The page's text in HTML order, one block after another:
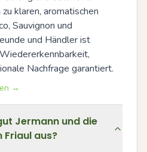
klaren, aromatischen
Sauvignon und
und Händler ist
Nachfrage garantiert.
→
Jermann und die
Friaul aus?